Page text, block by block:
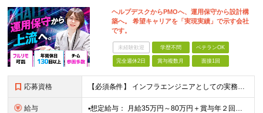
ヘルプデスクからPMOへ、運用保守から設計構
築へ。 希望キャリアを「実現実績」で示す会社
です。
未経験歓迎 学歴不問 ベテランOK
完全週休2日 賞与複数月 面接1回
応募資格 【必須条件】 インフラエンジニアとしての実務経験をお持ちの方 （運用保守以上のご経験がある方、言語・業界・学歴は不問。 ブランクがあっても大丈夫です） 【こんな思いの方を、特に歓迎します】 「こ
給与 ▪️想定給与： 月給35万円～80万円＋賞与年２回＋各種手当 ★前職の給与額は保証します！ 【手当一覧】 ■住宅手当 ■交通費 ■時間外手当 ※月給は経験・スキルを考慮し決定。 ※月給には固定残